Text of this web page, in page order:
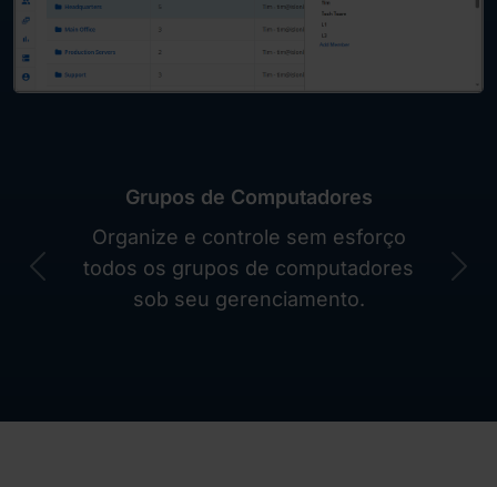
Grupos de Computadores
Organize e controle sem esforço
todos os grupos de computadores
sob seu gerenciamento.
Previous